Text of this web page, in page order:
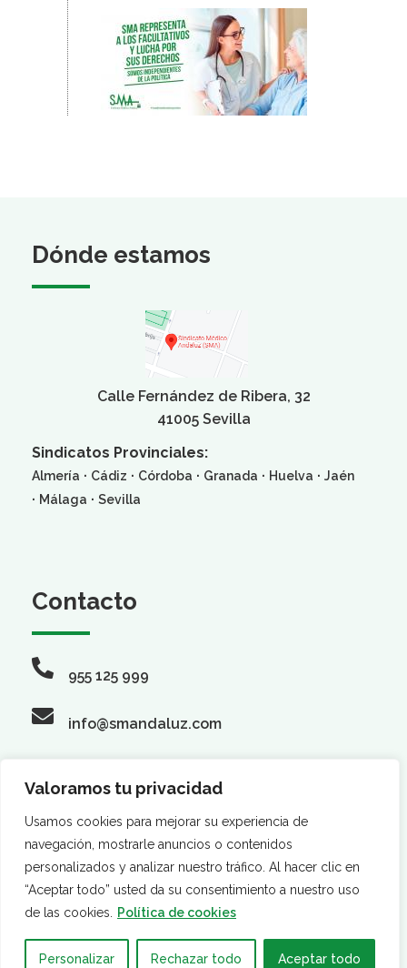
Valoramos tu privacidad
Usamos cookies para mejorar su experiencia de
navegación, mostrarle anuncios o contenidos
personalizados y analizar nuestro tráfico. Al hacer clic en
“Aceptar todo” usted da su consentimiento a nuestro uso
de las cookies.
Política de cookies
Personalizar Rechazar todo Aceptar todo
Dónde estamos
Calle Fernández de Ribera, 32
41005 Sevilla
Sindicatos Provinciales:
Almería · Cádiz · Córdoba · Granada · Huelva · Jaén
· Málaga · Sevilla
Contacto
955 125 999
info@smandaluz.com
Síguenos